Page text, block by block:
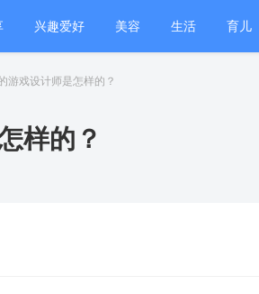
兴趣爱好 美容 生活 育儿
服装设计
游戏设计师是怎样的？
样的？